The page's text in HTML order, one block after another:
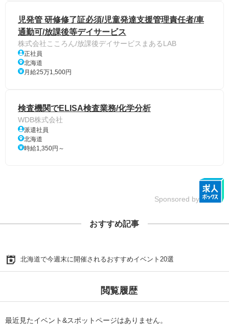
児発管 研修修了証必須/児童発達支援管理責任者/車
通勤可/放課後等デイサービス
株式会社こころん/放課後デイサービスまあるLAB
正社員
北海道
月給25万1,500円
検査機関でELISA検査業務/化学分析
WDB株式会社
派遣社員
北海道
時給1,350円～
Sponsored by
おすすめ記事
北海道で今週末に開催されるおすすめイベント20選
閲覧履歴
最近見たイベント&スポットページはありません。